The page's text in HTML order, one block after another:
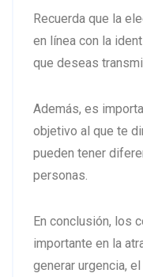
Recuerda que la
en línea con la
que deseas
Además, es
objetivo al que te
pueden tener
personas.
En conclusión, los
importante en la
generar urgencia,